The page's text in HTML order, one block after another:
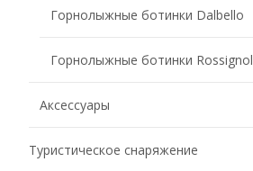
Горнолыжные ботинки Dalbello
Горнолыжные ботинки Rossignol
Аксессуары
Туристическое снаряжение